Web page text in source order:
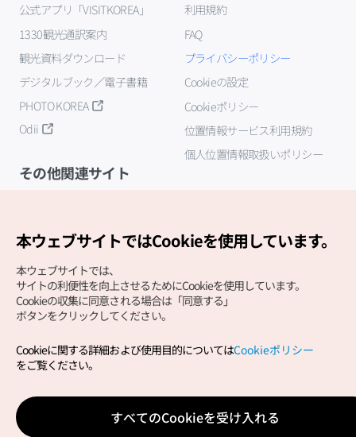
公式アプリ「VISITKOREA」
1330観光通訳案内
観光資料ダウンロード
デジタルブック／電子書籍
PHOTO KOREA
Odii
利用規約
FAQ
プライバシーポリシー
Cookieの設定
Cookieポリシー
位置情報サービス利用規約
個人位置情報取扱いポリシー
その他関連サイト
Copyright (c) Korea Tourism Organization All Rights
サイトエラー報告公式メール
japanese@knto.or.kr
本ウェブサイトではCookieを使用しています。
本ウェブサイトでは、
サイトの利便性を向上させるためにCookieを使用しています。
Cookieの収集に同意される場合は「同意する」
ボタンをクリックしてください。
Cookieに関する詳細および使用目的についてはCookieポリシー
をご覧ください。
すべてのCookieを受け入れる